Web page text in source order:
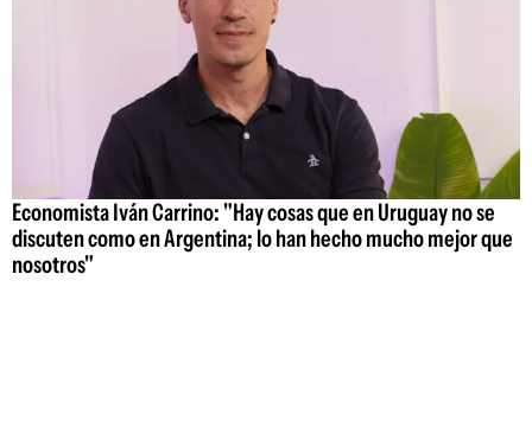
Economista Iván Carrino: "Hay cosas que en Uruguay no se
discuten como en Argentina; lo han hecho mucho mejor que
nosotros"